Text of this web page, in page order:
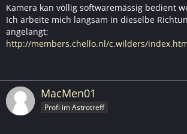
Kamera kan völlig softwaremässig bedient
Ich arbeite mich langsam in dieselbe
angelangt;
http://members.chello.nl/c.wilders/
MacMen01
Profi im Astrotreff